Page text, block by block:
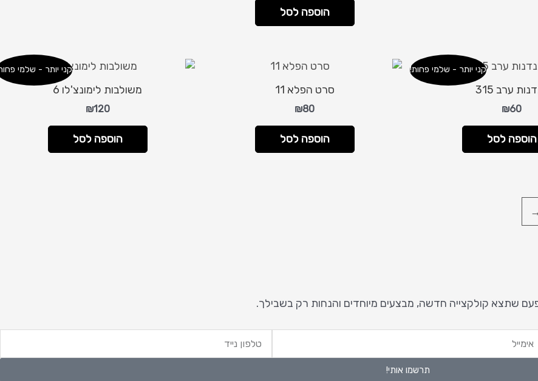
הוספה לסל
קני יותר - שלמי פחות!
ערב 315
₪60
הוספה לסל
סרט הפלא 11
₪80
הוספה לסל
קני יותר - שלמי
משולבות לימונצ'לו 6
₪120
הוספה לסל
שתצא קולקצייה חדשה, מבצעים מיוחדים והנחות רק בשבילך.
טלפון
נייד
תרשמו אותי!